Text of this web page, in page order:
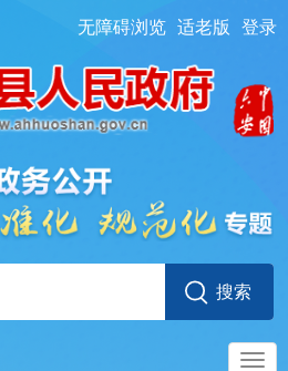
无障碍浏览 适老版 登录